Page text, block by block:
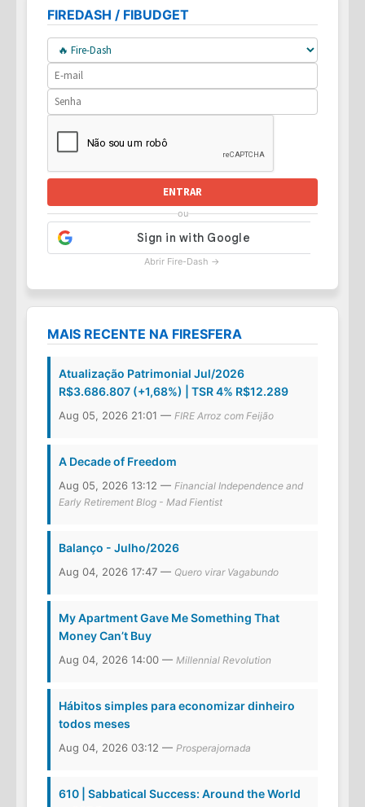
FIREDASH / FIBUDGET
ENTRAR
ou
Abrir Fire-Dash →
MAIS RECENTE NA FIRESFERA
Atualização Patrimonial Jul/2026
R$3.686.807 (+1,68%) | TSR 4% R$12.289
Aug 05, 2026 21:01 — FIRE Arroz com Feijão
A Decade of Freedom
Aug 05, 2026 13:12 — Financial Independence and
Early Retirement Blog - Mad Fientist
Balanço - Julho/2026
Aug 04, 2026 17:47 — Quero virar Vagabundo
My Apartment Gave Me Something That
Money Can’t Buy
Aug 04, 2026 14:00 — Millennial Revolution
Hábitos simples para economizar dinheiro
todos meses
Aug 04, 2026 03:12 — Prosperajornada
610 | Sabbatical Success: Around the World